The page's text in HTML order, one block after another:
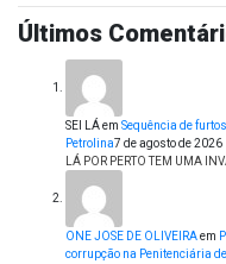
Últimos
SEI LÁem Sequência de
Petrolina7 de agosto de 2026
LÁ POR PERTO TEM UMA
ONE JOSE DE OLIVEIRAem
corrupção na Penitenciária